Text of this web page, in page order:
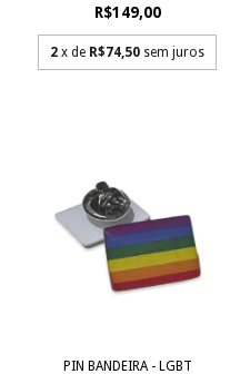
R$149,00
2 x de R$74,50 sem juros
PIN BANDEIRA - LGBT